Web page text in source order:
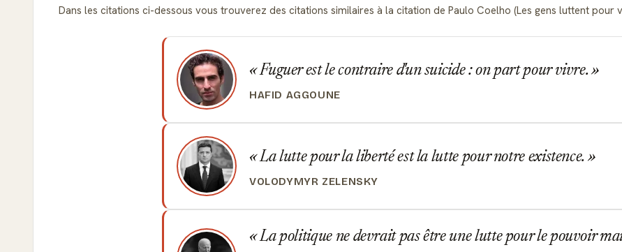
Dans les citations ci-dessous vous trouverez des citations similaires à la citation de Paulo Coelho (Les gens luttent pour
Fuguer est le contraire d'un suicide : on part pour vivre.
HAFID AGGOUNE
La lutte pour la liberté est la lutte pour notre existence.
VOLODYMYR ZELENSKY
La politique ne devrait pas être une lutte pour le pouvoir